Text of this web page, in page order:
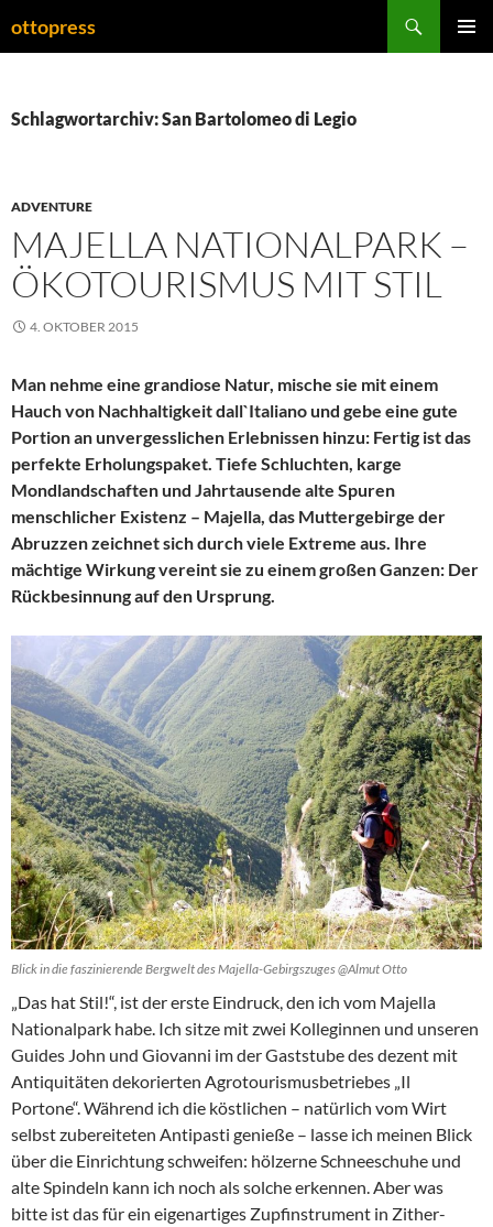
Inhalt
ottopress
Schlagwortarchiv: San Bartolomeo di Legio
ADVENTURE
MAJELLA NATIONALPARK –
ÖKOTOURISMUS MIT STIL
4. OKTOBER 2015
Man nehme eine grandiose Natur, mische sie mit einem
Hauch von Nachhaltigkeit dall`Italiano und gebe eine gute
Portion an unvergesslichen Erlebnissen hinzu: Fertig ist das
perfekte Erholungspaket. Tiefe Schluchten, karge
Mondlandschaften und Jahrtausende alte Spuren
menschlicher Existenz – Majella, das Muttergebirge der
Abruzzen zeichnet sich durch viele Extreme aus. Ihre
mächtige Wirkung vereint sie zu einem großen Ganzen: Der
Rückbesinnung auf den Ursprung.
Blick in die faszinierende Bergwelt des Majella-Gebirgszuges @Almut Otto
„Das hat Stil!“, ist der erste Eindruck, den ich vom Majella
Nationalpark habe. Ich sitze mit zwei Kolleginnen und unseren
Guides John und Giovanni im der Gaststube des dezent mit
Antiquitäten dekorierten Agrotourismusbetriebes „Il
Portone“. Während ich die köstlichen – natürlich vom Wirt
selbst zubereiteten Antipasti genieße – lasse ich meinen Blick
über die Einrichtung schweifen: hölzerne Schneeschuhe und
alte Spindeln kann ich noch als solche erkennen. Aber was
bitte ist das für ein eigenartiges Zupfinstrument in Zither-